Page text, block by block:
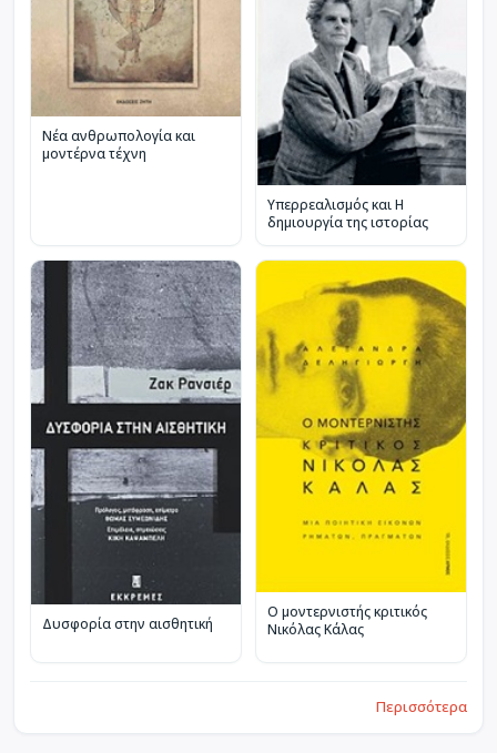
Νέα ανθρωπολογία και
μοντέρνα τέχνη
Υπερρεαλισμός και Η
δημιουργία της ιστορίας
Δυσφορία στην αισθητική
Ο μοντερνιστής κριτικός
Νικόλας Κάλας
Περισσότερα